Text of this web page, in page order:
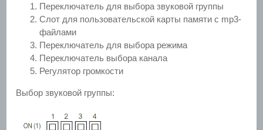
Переключатель для выбора звуковой группы
Слот для пользовательской карты памяти с mp3-
файлами
Переключатель для выбора режима
Переключатель выбора канала
Регулятор громкости
Выбор звуковой группы: